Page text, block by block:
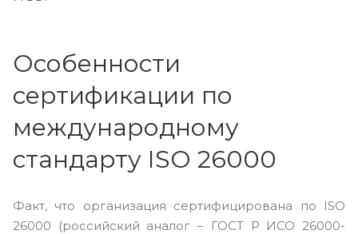
Особенности
сертификации по
международному
стандарту ISO 26000
Факт, что организация сертифицирована по ISO
26000 (российский аналог – ГОСТ Р ИСО 26000-